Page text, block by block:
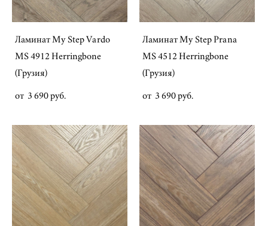
Ламинат My Step Vardo
MS 4912 Herringbone
(Грузия)
от 3 690 pуб.
Ламинат My Step Prana
MS 4512 Herringbone
(Грузия)
от 3 690 pуб.